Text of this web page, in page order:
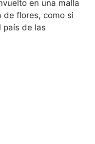
en una malla
de flores, como si
país de las